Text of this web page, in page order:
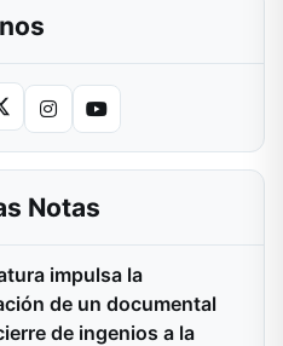
Notas
impulsa la
de un documental
de ingenios a la